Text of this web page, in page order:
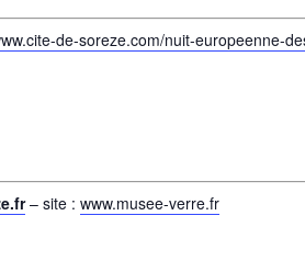
de-soreze.com/nuit-europeenne-
– site :www.musee-verre.fr